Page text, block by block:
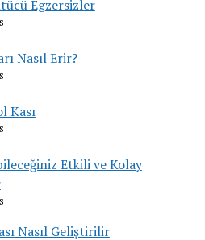
Egzersizler
Nasıl Erir?
Kası
Etkili ve Kolay
Nasıl Geliştirilir